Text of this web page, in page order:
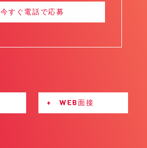
今すぐ電話で応募
+ WEB面接